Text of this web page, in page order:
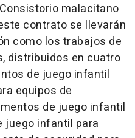
malacitano
contrato se llevarán
como los trabajos de
distribuidos en cuatro
de juego infantil
equipos de
de juego infantil
juego infantil para